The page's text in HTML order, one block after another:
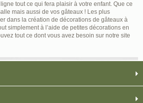
tout ce qui fera plaisir à votre enfant. Que ce
mais aussi de vos gâteaux ! Les plus
dans la création de décorations de gâteaux à
simplement à l’aide de petites décorations en
tout ce dont vous avez besoin sur notre site